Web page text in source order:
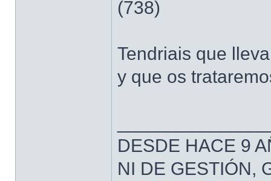
(738)
Tendriais que
y que os
DESDE HACE 9
NI DE GESTIÓN,